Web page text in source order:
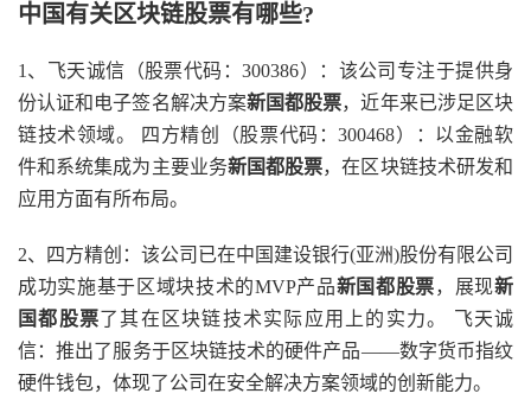
中国有关区块链股票有哪些?
1、飞天诚信（股票代码：300386）：该公司专注于提供身
份认证和电子签名解决方案新国都股票，近年来已涉足区块
链技术领域。 四方精创（股票代码：300468）：以金融软
件和系统集成为主要业务新国都股票，在区块链技术研发和
应用方面有所布局。
2、四方精创：该公司已在中国建设银行(亚洲)股份有限公司
成功实施基于区域块技术的MVP产品新国都股票，展现新
国都股票了其在区块链技术实际应用上的实力。 飞天诚
信：推出了服务于区块链技术的硬件产品——数字货币指纹
硬件钱包，体现了公司在安全解决方案领域的创新能力。